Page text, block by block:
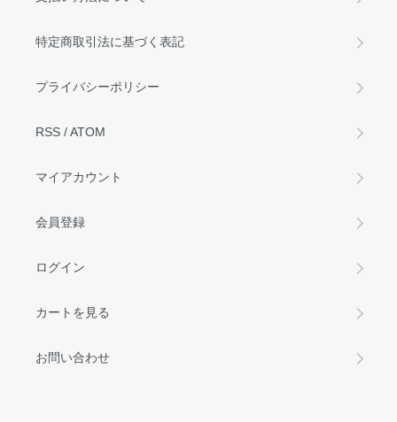
特定商取引法に基づく表記
プライバシーポリシー
RSS /ATOM
マイアカウント
会員登録
ログイン
カートを見る
お問い合わせ